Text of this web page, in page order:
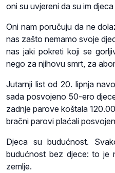
oni su uvjereni da su im
Oni nam poručuju da ne
nas zašto nemamo svoje
nas jaki pokreti koji se
nego za njihovu smrt, za
Jutarnji list od 20. lipnja
sada posvojeno 50-ero
zadnje parove koštala
bračni parovi plaćali
Djeca su budućnost.
budućnost bez djece: to je
zemlje.